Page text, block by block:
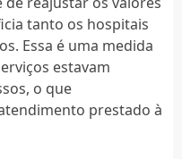
tanto os hospitais
Essa é uma medida
estavam
o que
prestado à